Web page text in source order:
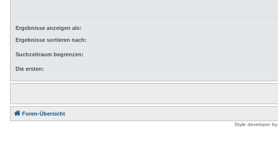
Ergebnisse anzeigen als:
Ergebnisse sortieren nach:
Suchzeitraum begrenzen:
Die ersten:
Foren-Übersicht
Style developer by